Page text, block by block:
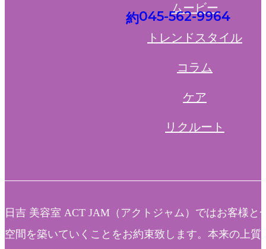
045-562-9964
ムービー
トレンドスタイル
コラム
ケア
リクルート
日吉 美容室 ACT JAM（アクトジャム）ではお客様と
空間を築いていくことをお約束致します。本来の上質